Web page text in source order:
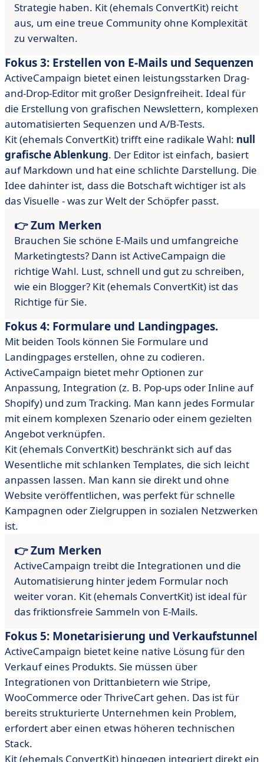
Strategie haben. Kit (ehemals ConvertKit) reicht
aus, um eine treue Community ohne Komplexität
zu verwalten.
Fokus 3: Erstellen von E-Mails und Sequenzen
ActiveCampaign bietet einen leistungsstarken Drag-
and-Drop-Editor mit großer Designfreiheit. Ideal für
die Erstellung von grafischen Newslettern, komplexen
automatisierten Sequenzen und A/B-Tests.
Kit (ehemals ConvertKit) trifft eine radikale Wahl: null
grafische Ablenkung. Der Editor ist einfach, basiert
auf Markdown und hat eine schlichte Darstellung. Die
Idee dahinter ist, dass die Botschaft wichtiger ist als
das Visuelle - was zur Welt der Schöpfer passt.
👉 Zum Merken
Brauchen Sie schöne E-Mails und umfangreiche
Marketingtests? Dann ist ActiveCampaign die
richtige Wahl. Lust, schnell und gut zu schreiben,
wie ein Blogger? Kit (ehemals ConvertKit) ist das
Richtige für Sie.
Fokus 4: Formulare und Landingpages.
Mit beiden Tools können Sie Formulare und
Landingpages erstellen, ohne zu codieren.
ActiveCampaign bietet mehr Optionen zur
Anpassung, Integration (z. B. Pop-ups oder Inline auf
Shopify) und zum Tracking. Man kann jedes Formular
mit einem komplexen Szenario oder einem gezielten
Angebot verknüpfen.
Kit (ehemals ConvertKit) beschränkt sich auf das
Wesentliche mit schlanken Templates, die sich leicht
anpassen lassen. Man kann sie direkt und ohne
Website veröffentlichen, was perfekt für schnelle
Kampagnen oder Zielgruppen in sozialen Netzwerken
ist.
👉 Zum Merken
ActiveCampaign treibt die Integrationen und die
Automatisierung hinter jedem Formular noch
weiter voran. Kit (ehemals ConvertKit) ist ideal für
das friktionsfreie Sammeln von E-Mails.
Fokus 5: Monetarisierung und Verkaufstunnel
ActiveCampaign bietet keine native Lösung für den
Verkauf eines Produkts. Sie müssen über
Integrationen von Drittanbietern wie Stripe,
WooCommerce oder ThriveCart gehen. Das ist für
bereits strukturierte Unternehmen kein Problem,
erfordert aber einen etwas höheren technischen
Stack.
Kit (ehemals ConvertKit) hingegen integriert direkt ein